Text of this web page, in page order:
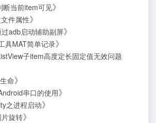
断当前item可见》
件属性》
adb启动辅助副屏》
具MAT简单记录》
子item高度定长固定值无效问题
命》
串口的使用》
之进程启动》
旋转》